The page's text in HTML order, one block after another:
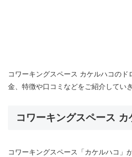
コワーキングスペース カケルハコのド
金、特徴や口コミなどをご紹介してい
コワーキングスペース
コワーキングスペース「カケルハコ」